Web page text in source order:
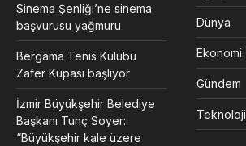
Sinema Şenliği’ne sinema
başvurusu yağmuru
Bergama Tenis Kulübü
Zafer Kupası başlıyor
İzmir Büyükşehir Belediye
Başkanı Tunç Soyer:
“Büyükşehir kale üzere
Dünya
Ekonomi
Gündem
Teknoloji